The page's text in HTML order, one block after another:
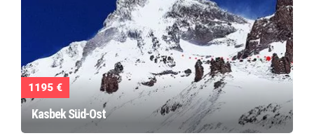
1195 €
Kasbek Süd-Ost